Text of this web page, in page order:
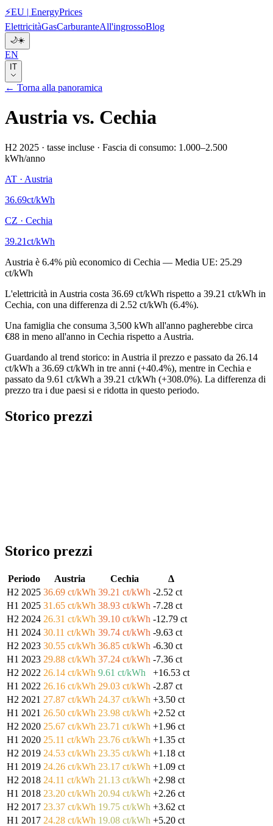
⚡EU | EnergyPrices
ElettricitàGasCarburanteAll'ingrossoBlog
🌙☀️
EN
IT
← Torna alla panoramica
Austria vs. Cechia
H2 2025 · tasse incluse · Fascia di consumo: 1.000–2.500
kWh/anno
AT · Austria
36.69ct/kWh
CZ · Cechia
39.21ct/kWh
Austria è 6.4% più economico di Cechia — Media UE: 25.29
ct/kWh
L'elettricità in Austria costa 36.69 ct/kWh rispetto a 39.21 ct/kWh in
Cechia, con una differenza di 2.52 ct/kWh (6.4%).
Una famiglia che consuma 3,500 kWh all'anno pagherebbe circa
€88 in meno all'anno in Cechia rispetto a Austria.
Guardando al trend storico: in Austria il prezzo e passato da 26.14
ct/kWh a 36.69 ct/kWh in tre anni (+40.4%), mentre in Cechia e
passato da 9.61 ct/kWh a 39.21 ct/kWh (+308.0%). La differenza di
prezzo tra i due paesi si e ridotta in questo periodo.
Storico prezzi
Storico prezzi
Periodo Austria Cechia
Δ
H2 2025 36.69 ct/kWh 39.21 ct/kWh -2.52 ct
H1 2025 31.65 ct/kWh 38.93 ct/kWh -7.28 ct
H2 2024 26.31 ct/kWh 39.10 ct/kWh -12.79 ct
H1 2024 30.11 ct/kWh 39.74 ct/kWh -9.63 ct
H2 2023 30.55 ct/kWh 36.85 ct/kWh -6.30 ct
H1 2023 29.88 ct/kWh 37.24 ct/kWh -7.36 ct
H2 2022 26.14 ct/kWh 9.61 ct/kWh
+16.53 ct
H1 2022 26.16 ct/kWh 29.03 ct/kWh -2.87 ct
H2 2021 27.87 ct/kWh 24.37 ct/kWh +3.50 ct
H1 2021 26.50 ct/kWh 23.98 ct/kWh +2.52 ct
H2 2020 25.67 ct/kWh 23.71 ct/kWh +1.96 ct
H1 2020 25.11 ct/kWh 23.76 ct/kWh +1.35 ct
H2 2019 24.53 ct/kWh 23.35 ct/kWh +1.18 ct
H1 2019 24.26 ct/kWh 23.17 ct/kWh +1.09 ct
H2 2018 24.11 ct/kWh 21.13 ct/kWh +2.98 ct
H1 2018 23.20 ct/kWh 20.94 ct/kWh +2.26 ct
H2 2017 23.37 ct/kWh 19.75 ct/kWh +3.62 ct
H1 2017 24.28 ct/kWh 19.08 ct/kWh +5.20 ct